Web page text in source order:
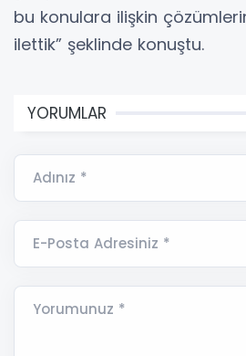
bu konulara ilişkin
ilettik” şeklinde konuştu.
YORUMLAR
Adınız *
E-Posta Adresiniz *
Yorumunuz *